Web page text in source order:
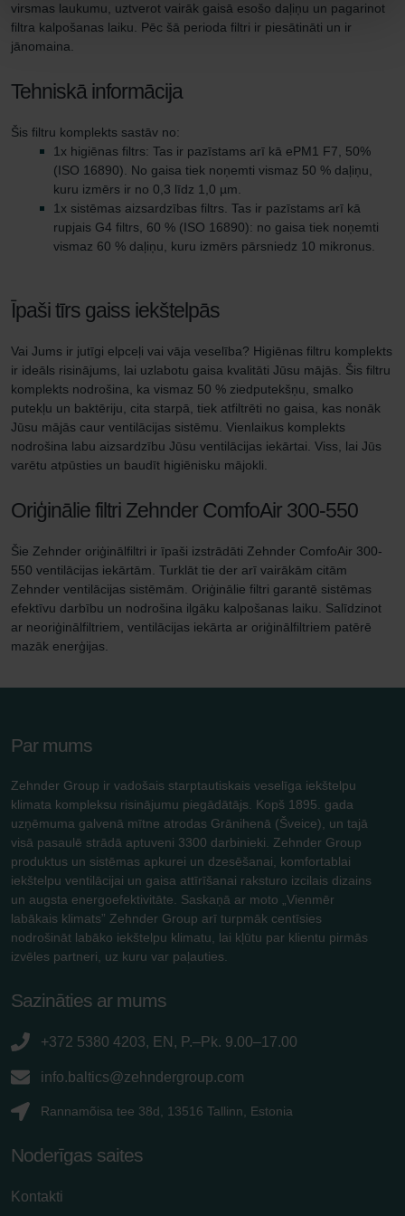
virsmas laukumu, uztverot vairāk gaisā esošo daļiņu un pagarinot
filtra kalpošanas laiku. Pēc šā perioda filtri ir piesātināti un ir
jānomaina.
Tehniskā informācija
Šis filtru komplekts sastāv no:
1x higiēnas filtrs: Tas ir pazīstams arī kā ePM1 F7, 50%
(ISO 16890). No gaisa tiek noņemti vismaz 50 % daļiņu,
kuru izmērs ir no 0,3 līdz 1,0 µm.
1x sistēmas aizsardzības filtrs. Tas ir pazīstams arī kā
rupjais G4 filtrs, 60 % (ISO 16890): no gaisa tiek noņemti
vismaz 60 % daļiņu, kuru izmērs pārsniedz 10 mikronus.
Īpaši tīrs gaiss iekštelpās
Vai Jums ir jutīgi elpceļi vai vāja veselība? Higiēnas filtru komplekts
ir ideāls risinājums, lai uzlabotu gaisa kvalitāti Jūsu mājās. Šis filtru
komplekts nodrošina, ka vismaz 50 % ziedputekšņu, smalko
putekļu un baktēriju, cita starpā, tiek atfiltrēti no gaisa, kas nonāk
Jūsu mājās caur ventilācijas sistēmu. Vienlaikus komplekts
nodrošina labu aizsardzību Jūsu ventilācijas iekārtai. Viss, lai Jūs
varētu atpūsties un baudīt higiēnisku mājokli.
Oriģinālie filtri Zehnder ComfoAir 300-550
Šie Zehnder oriģinālfiltri ir īpaši izstrādāti Zehnder ComfoAir 300-
550 ventilācijas iekārtām. Turklāt tie der arī vairākām citām
Zehnder ventilācijas sistēmām. Oriģinālie filtri garantē sistēmas
efektīvu darbību un nodrošina ilgāku kalpošanas laiku. Salīdzinot
ar neoriģinālfiltriem, ventilācijas iekārta ar oriģinālfiltriem patērē
mazāk enerģijas.
Par mums
Zehnder Group ir vadošais starptautiskais veselīga iekštelpu
klimata kompleksu risinājumu piegādātājs. Kopš 1895. gada
uzņēmuma galvenā mītne atrodas Grānihenā (Šveice), un tajā
visā pasaulē strādā aptuveni 3300 darbinieki. Zehnder Group
produktus un sistēmas apkurei un dzesēšanai, komfortablai
iekštelpu ventilācijai un gaisa attīrīšanai raksturo izcilais dizains
un augsta energoefektivitāte. Saskaņā ar moto „Vienmēr
labākais klimats” Zehnder Group arī turpmāk centīsies
nodrošināt labāko iekštelpu klimatu, lai kļūtu par klientu pirmās
izvēles partneri, uz kuru var paļauties.
Sazināties ar mums
+372 5380 4203, EN, P.–Pk. 9.00–17.00
info.baltics@zehndergroup.com
Rannamõisa tee 38d, 13516 Tallinn, Estonia
Noderīgas saites
Kontakti